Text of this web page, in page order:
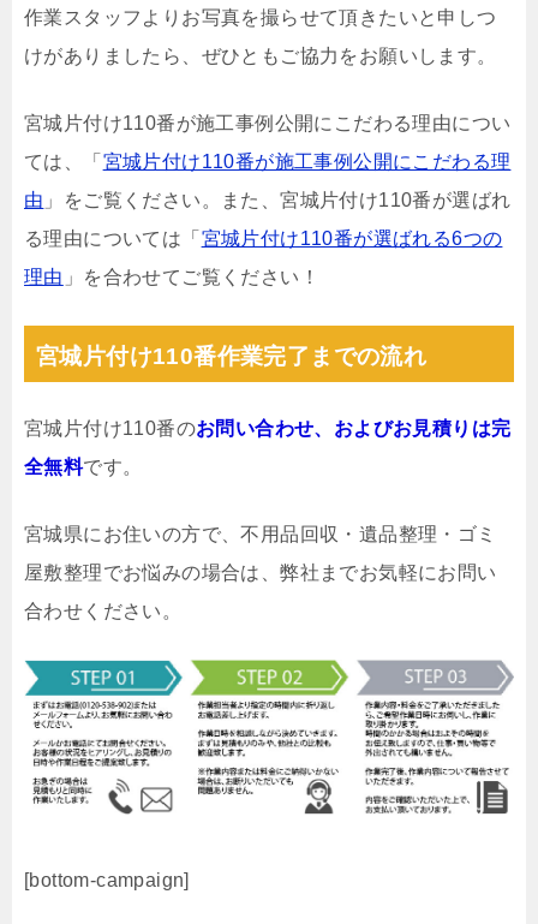
作業スタッフよりお写真を撮らせて頂きたいと申しつ
けがありましたら、ぜひともご協力をお願いします。
宮城片付け110番が施工事例公開にこだわる理由につい
ては、「 宮城片付け110番が施工事例公開にこだわる理
由 」をご覧ください。また、宮城片付け110番が選ばれ
る理由については「 宮城片付け110番が選ばれる6つの
理由 」を合わせてご覧ください！
宮城片付け110番作業完了までの流れ
宮城片付け110番のお問い合わせ、およびお見積りは完
全無料です。
宮城県にお住いの方で、不用品回収・遺品整理・ゴミ
屋敷整理でお悩みの場合は、弊社までお気軽にお問い
合わせください。
[bottom-campaign]